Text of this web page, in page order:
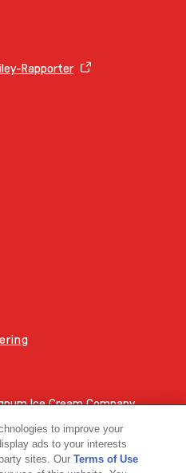
Rapporter
Ice Cream Company.
nummer 45347648
to improve your
ads to your interests
sites. OurTerms of Use